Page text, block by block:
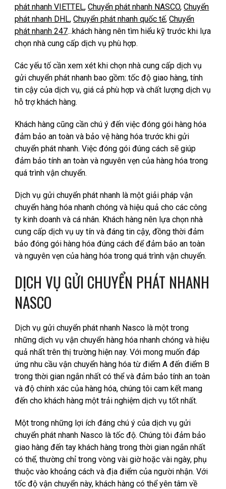
phát nhanh VIETTEL,Chuyển phát nhanh NASCO,Chuyển
phát nhanh DHL,Chuyển phát nhanh quốc tế,Chuyển
phát nhanh 247...khách hàng nên tìm hiểu kỹ trước khi lựa
chọn nhà cung cấp dịch vụ phù hợp.
Các yếu tố cần xem xét khi chọn nhà cung cấp dịch vụ
gửi chuyển phát nhanh bao gồm: tốc độ giao hàng, tính
tin cậy của dịch vụ, giá cả phù hợp và chất lượng dịch vụ
hỗ trợ khách hàng.
Khách hàng cũng cần chú ý đến việc đóng gói hàng hóa
đảm bảo an toàn và bảo vệ hàng hóa trước khi gửi
chuyển phát nhanh. Việc đóng gói đúng cách sẽ giúp
đảm bảo tính an toàn và nguyên vẹn của hàng hóa trong
quá trình vận chuyển.
Dịch vụ gửi chuyển phát nhanh là một giải pháp vận
chuyển hàng hóa nhanh chóng và hiệu quả cho các công
ty kinh doanh và cá nhân. Khách hàng nên lựa chọn nhà
cung cấp dịch vụ uy tín và đáng tin cậy, đồng thời đảm
bảo đóng gói hàng hóa đúng cách để đảm bảo an toàn
và nguyên vẹn của hàng hóa trong quá trình vận chuyển.
DỊCH VỤ GỬI CHUYỂN PHÁT NHANH
NASCO
Dịch vụ gửi chuyển phát nhanh Nasco là một trong
những dịch vụ vận chuyển hàng hóa nhanh chóng và hiệu
quả nhất trên thị trường hiện nay. Với mong muốn đáp
ứng nhu cầu vận chuyển hàng hóa từ điểm A đến điểm B
trong thời gian ngắn nhất có thể và đảm bảo tính an toàn
và độ chính xác của hàng hóa, chúng tôi cam kết mang
đến cho khách hàng một trải nghiệm dịch vụ tốt nhất.
Một trong những lợi ích đáng chú ý của dịch vụ gửi
chuyển phát nhanh Nasco là tốc độ. Chúng tôi đảm bảo
giao hàng đến tay khách hàng trong thời gian ngắn nhất
có thể, thường chỉ trong vòng vài giờ hoặc vài ngày, phụ
thuộc vào khoảng cách và địa điểm của người nhận. Với
tốc độ vận chuyển này, khách hàng có thể yên tâm về